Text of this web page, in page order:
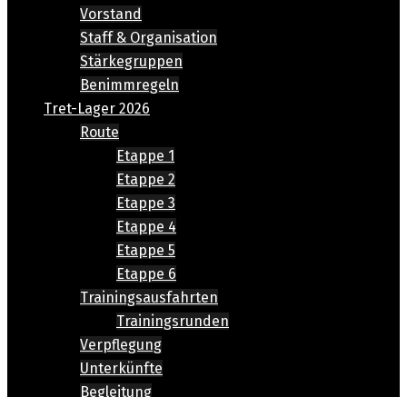
Vorstand
Staff & Organisation
Stärkegruppen
Benimmregeln
Tret-Lager 2026
Route
Etappe 1
Etappe 2
Etappe 3
Etappe 4
Etappe 5
Etappe 6
Trainingsausfahrten
Trainingsrunden
Verpflegung
Unterkünfte
Begleitung